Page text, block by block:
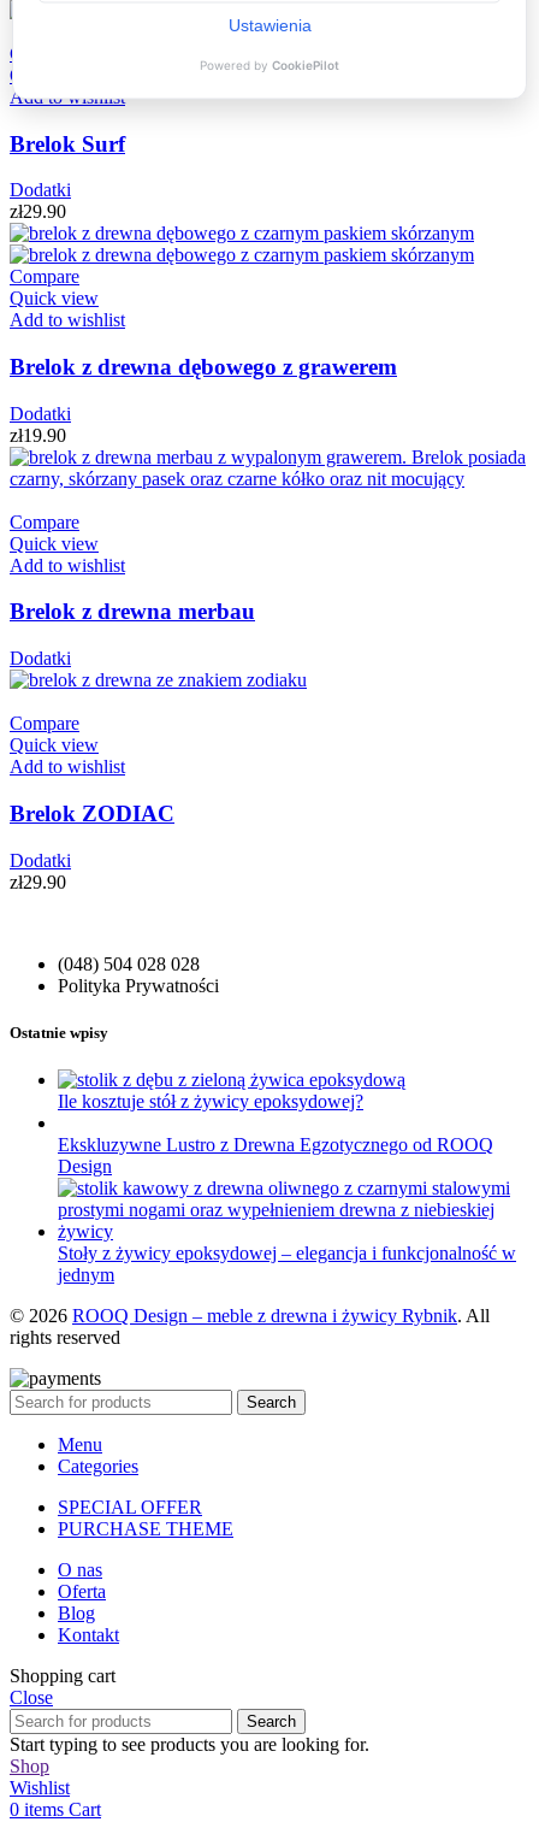
Compare
Quick view
Add to wishlist
Brelok Surf
Dodatki
zł29.90
Compare
Quick view
Add to wishlist
Brelok z drewna dębowego z grawerem
Dodatki
zł19.90
Compare
Quick view
Add to wishlist
Brelok z drewna merbau
Dodatki
Compare
Quick view
Add to wishlist
Brelok ZODIAC
Dodatki
zł29.90
(048) 504 028 028
Polityka Prywatności
Ostatnie wpisy
Ile kosztuje stół z żywicy epoksydowej?
Ekskluzywne Lustro z Drewna Egzotycznego od ROOQ
Design
Stoły z żywicy epoksydowej – elegancja i funkcjonalność w
jednym
© 2026 ROOQ Design – meble z drewna i żywicy Rybnik. All
rights reserved
Search
Menu
Categories
SPECIAL OFFER
PURCHASE THEME
O nas
Oferta
Blog
Kontakt
Shopping cart
Close
Search
Start typing to see products you are looking for.
Shop
Wishlist
0 items Cart